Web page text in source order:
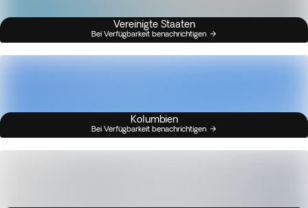
Vereinigte Staaten
Bei Verfügbarkeit benachrichtigen
Kolumbien
Bei Verfügbarkeit benachrichtigen